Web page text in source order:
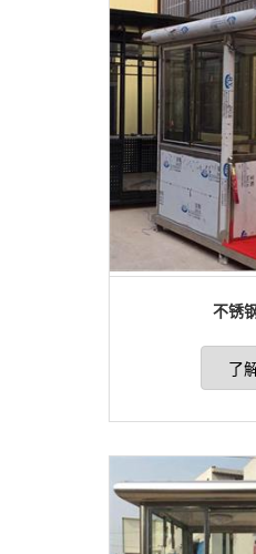
不锈
了